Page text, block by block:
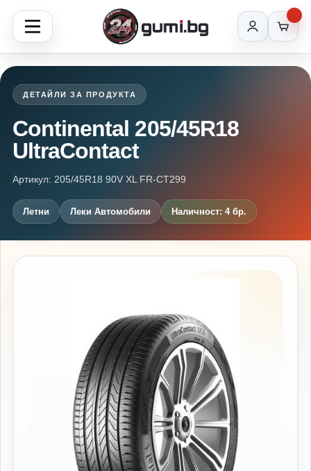
ДЕТАЙЛИ ЗА ПРОДУКТА
Continental 205/45R18
UltraContact
Артикул: 205/45R18 90V XL FR-CT299
Летни Леки Автомобили Наличност: 4 бр.